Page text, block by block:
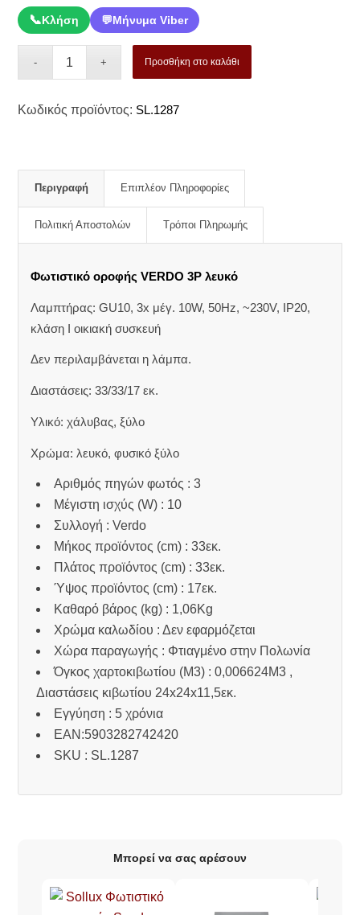
📞Κλήση 💬Μήνυμα Viber
Προσθήκη στο καλάθι
Κωδικός προϊόντος: SL.1287
Περιγραφή Επιπλέον Πληροφορίες
Πολιτική Αποστολών Τρόποι Πληρωμής
Φωτιστικό οροφής VERDO 3P λευκό
Λαμπτήρας: GU10, 3x μέγ. 10W, 50Hz, ~230V, IP20,
κλάση Ι οικιακή συσκευή
Δεν περιλαμβάνεται η λάμπα.
Διαστάσεις: 33/33/17 εκ.
Υλικό: χάλυβας, ξύλο
Χρώμα: λευκό, φυσικό ξύλο
Αριθμός πηγών φωτός : 3
Μέγιστη ισχύς (W) : 10
Συλλογή : Verdo
Μήκος προϊόντος (cm) : 33εκ.
Πλάτος προϊόντος (cm) : 33εκ.
Ύψος προϊόντος (cm) : 17εκ.
Καθαρό βάρος (kg) : 1,06Kg
Χρώμα καλωδίου : Δεν εφαρμόζεται
Χώρα παραγωγής : Φτιαγμένο στην Πολωνία
Όγκος χαρτοκιβωτίου (M3) : 0,006624M3 ,
Διαστάσεις κιβωτίου 24x24x11,5εκ.
Εγγύηση : 5 χρόνια
EAN:5903282742420
SKU : SL.1287
Μπορεί να σας αρέσουν